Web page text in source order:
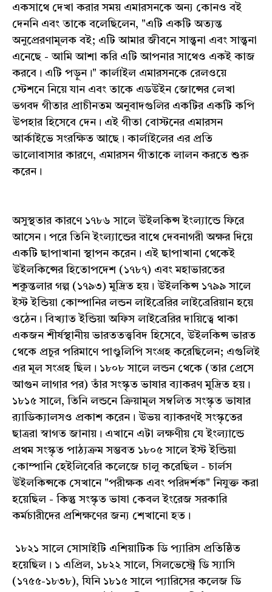
একসাথে দেখা করার সময় এমারসনকে অন্য কোনও বই
দেননি এবং তাকে বলেছিলেন, "এটি একটি অত্যন্ত
অনুপ্রেরণামূলক বই; এটি আমার জীবনে সান্ত্বনা এবং সান্ত্বনা
এনেছে - আমি আশা করি এটি আপনার সাথেও একই কাজ
করবে। এটি পড়ুন।" কার্লাইল এমারসনকে রেলওয়ে
স্টেশনে নিয়ে যান এবং তাকে এডউইন জোন্সের লেখা
ভগবদ গীতার প্রাচীনতম অনুবাদগুলির একটির একটি কপি
উপহার হিসেবে দেন। এই গীতা বোস্টনের এমারসন
আর্কাইভে সংরক্ষিত আছে। কার্লাইলের এর প্রতি
ভালোবাসার কারণে, এমারসন গীতাকে লালন করতে শুরু
করেন।
অসুস্থতার কারণে ১৭৮৬ সালে উইলকিন্স ইংল্যান্ডে ফিরে
আসেন। পরে তিনি ইংল্যান্ডের বাথে দেবনাগরী অক্ষর দিয়ে
একটি ছাপাখানা স্থাপন করেন। এই ছাপাখানা থেকেই
উইলকিন্সের হিতোপদেশ (১৭৮৭) এবং মহাভারতের
শকুন্তলার গল্প (১৭৯৩) মুদ্রিত হয়। উইলকিন্স ১৭৯৯ সালে
ইস্ট ইন্ডিয়া কোম্পানির লন্ডন লাইব্রেরির লাইব্রেরিয়ান হয়ে
ওঠেন। বিখ্যাত ইন্ডিয়া অফিস লাইব্রেরির দায়িত্বে থাকা
একজন শীর্ষস্থানীয় ভারততত্ত্ববিদ হিসেবে, উইলকিন্স ভারত
থেকে প্রচুর পরিমাণে পাণ্ডুলিপি সংগ্রহ করেছিলেন; এগুলিই
এর মূল সংগ্রহ ছিল। ১৮০৮ সালে লন্ডন থেকে (তার প্রেসে
আগুন লাগার পর) তাঁর সংস্কৃত ভাষার ব্যাকরণ মুদ্রিত হয়।
১৮১৫ সালে, তিনি লন্ডনে ক্রিয়ামূল সম্বলিত সংস্কৃত ভাষার
র‍্যাডিক্যালসও প্রকাশ করেন। উভয় ব্যাকরণই সংস্কৃতের
ছাত্ররা স্বাগত জানায়। এখানে এটা লক্ষণীয় যে ইংল্যান্ডে
প্রথম সংস্কৃত পাঠ্যক্রম সম্ভবত ১৮০৫ সালে ইস্ট ইন্ডিয়া
কোম্পানি হেইলিবেরি কলেজে চালু করেছিল - চার্লস
উইলকিন্সকে সেখানে "পরীক্ষক এবং পরিদর্শক" নিযুক্ত করা
হয়েছিল - কিন্তু সংস্কৃত ভাষা কেবল ইংরেজ সরকারি
কর্মচারীদের প্রশিক্ষণের জন্য শেখানো হত।
১৮২১ সালে সোসাইটি এশিয়াটিক ডি প্যারিস প্রতিষ্ঠিত
হয়েছিল। ১ এপ্রিল, ১৮২২ সালে, সিলভেস্ট্রে ডি স্যাসি
(১৭৫৫-১৮৩৮), যিনি ১৮১৫ সালে প্যারিসের কলেজ ডি